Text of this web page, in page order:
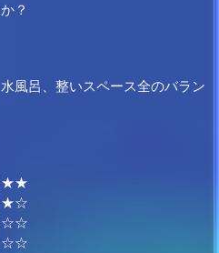
？
呂、整いスペース全のバラン